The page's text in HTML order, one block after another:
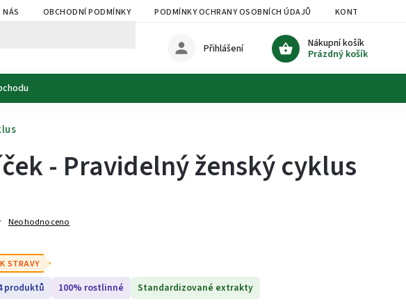
NÁS OBCHODNÍ PODMÍNKY PODMÍNKY OCHRANY OSOBNÍCH ÚDAJŮ KONTAKTY
Nákupní košík
Prázdný košík
Přihlášení
- Pravidelný ženský cyklus
Neohodnoceno
STRAVY
produktů 100% rostlinné Standardizované extrakty